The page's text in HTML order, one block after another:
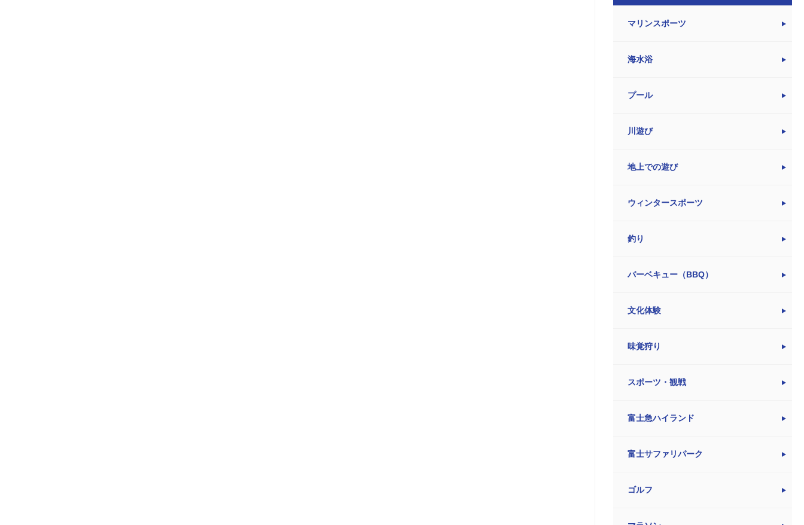
マリンスポーツ
海水浴
プール
川遊び
地上での遊び
ウィンタースポーツ
釣り
バーベキュー（BBQ）
文化体験
味覚狩り
スポーツ・観戦
富士急ハイランド
富士サファリパーク
ゴルフ